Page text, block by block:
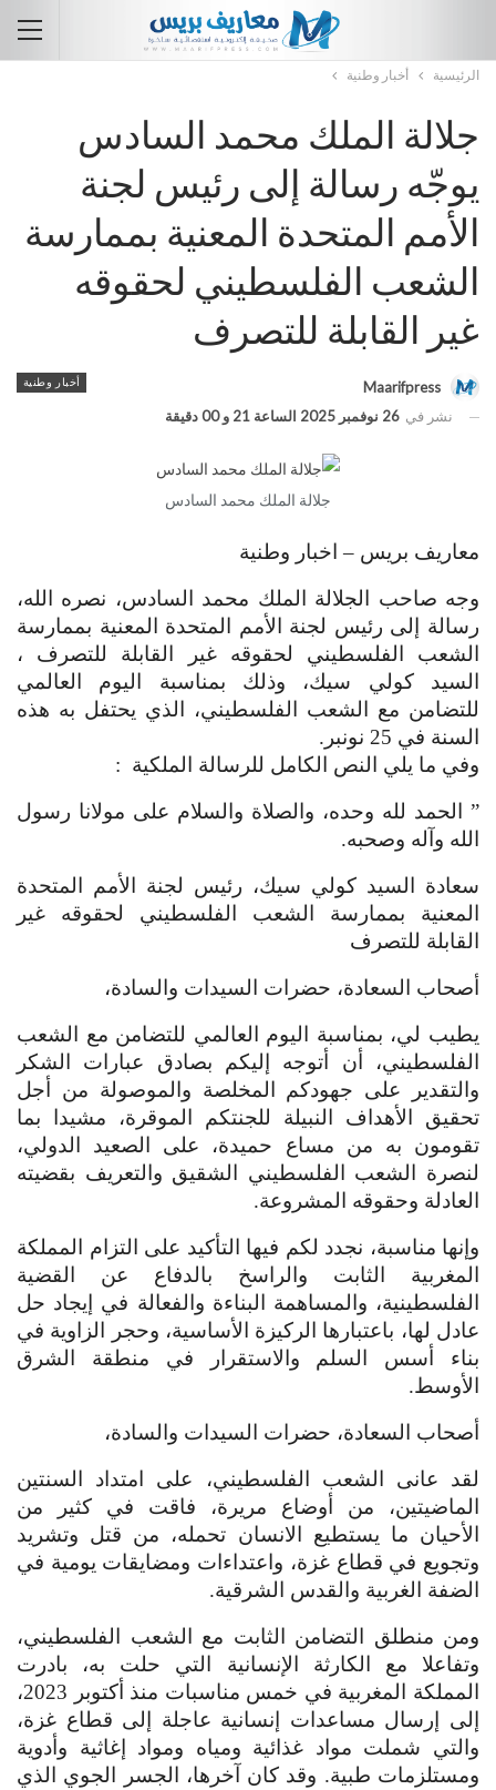
الرئيسية أخبار وطنية
جلالة الملك محمد السادس
يوجّه رسالة إلى رئيس لجنة
الأمم المتحدة المعنية بممارسة
الشعب الفلسطيني لحقوقه
غير القابلة للتصرف
أخبار وطنية
Maarifpress
نشر في 26 نوفمبر 2025 الساعة 21 و 00 دقيقة
جلالة الملك محمد السادس
معاريف بريس – اخبار وطنية
وجه صاحب الجلالة الملك محمد السادس، نصره الله،
رسالة إلى رئيس لجنة الأمم المتحدة المعنية بممارسة
الشعب الفلسطيني لحقوقه غير القابلة للتصرف ،
السيد كولي سيك، وذلك بمناسبة اليوم العالمي
للتضامن مع الشعب الفلسطيني، الذي يحتفل به هذه
السنة في 25 نونبر.
وفي ما يلي النص الكامل للرسالة الملكية :
” الحمد لله وحده، والصلاة والسلام على مولانا رسول
الله وآله وصحبه.
سعادة السيد كولي سيك، رئيس لجنة الأمم المتحدة
المعنية بممارسة الشعب الفلسطيني لحقوقه غير
القابلة للتصرف
أصحاب السعادة، حضرات السيدات والسادة،
يطيب لي، بمناسبة اليوم العالمي للتضامن مع الشعب
الفلسطيني، أن أتوجه إليكم بصادق عبارات الشكر
والتقدير على جهودكم المخلصة والموصولة من أجل
تحقيق الأهداف النبيلة للجنتكم الموقرة، مشيدا بما
تقومون به من مساع حميدة، على الصعيد الدولي،
لنصرة الشعب الفلسطيني الشقيق والتعريف بقضيته
العادلة وحقوقه المشروعة.
وإنها مناسبة، نجدد لكم فيها التأكيد على التزام المملكة
المغربية الثابت والراسخ بالدفاع عن القضية
الفلسطينية، والمساهمة البناءة والفعالة في إيجاد حل
عادل لها، باعتبارها الركيزة الأساسية، وحجر الزاوية في
بناء أسس السلم والاستقرار في منطقة الشرق
الأوسط.
أصحاب السعادة، حضرات السيدات والسادة،
لقد عانى الشعب الفلسطيني، على امتداد السنتين
الماضيتين، من أوضاع مريرة، فاقت في كثير من
الأحيان ما يستطيع الانسان تحمله، من قتل وتشريد
وتجويع في قطاع غزة، واعتداءات ومضايقات يومية في
الضفة الغربية والقدس الشرقية.
ومن منطلق التضامن الثابت مع الشعب الفلسطيني،
وتفاعلا مع الكارثة الإنسانية التي حلت به، بادرت
المملكة المغربية في خمس مناسبات منذ أكتوبر 2023،
إلى إرسال مساعدات إنسانية عاجلة إلى قطاع غزة،
والتي شملت مواد غذائية ومياه ومواد إغاثية وأدوية
ومستلزمات طبية. وقد كان آخرها، الجسر الجوي الذي